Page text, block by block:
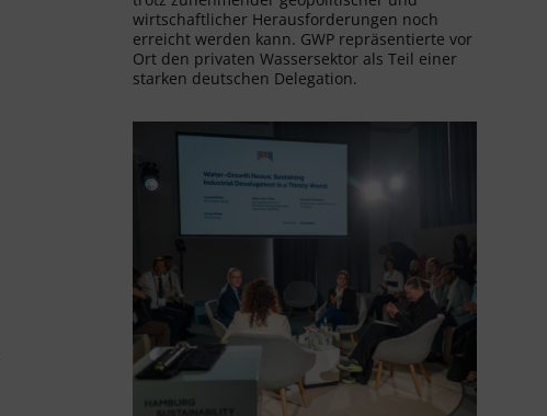
wirtschaftlicher Herausforderungen noch
erreicht werden kann. GWP repräsentierte vor
Ort den privaten Wassersektor als Teil einer
starken deutschen Delegation.